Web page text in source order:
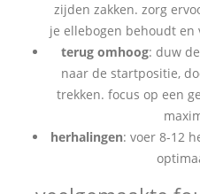
zijden zakken. zorg
je ellebogen behoudt
terug omhoog: duw
naar de startpositie,
trekken. focus op een
herhalingen: voer 8-12